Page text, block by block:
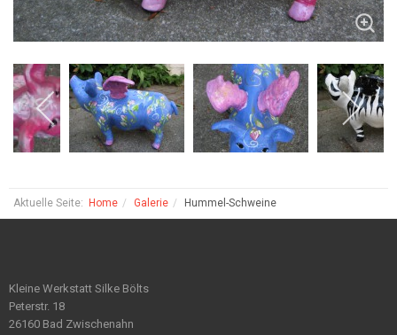
Aktuelle Seite: Home Galerie Hummel-Schweine
Kleine Werkstatt Silke Bölts
Peterstr. 18
26160 Bad Zwischenahn